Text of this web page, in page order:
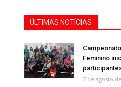
ÚLTIMAS NOTÍCIAS
Feminino
7 de agosto